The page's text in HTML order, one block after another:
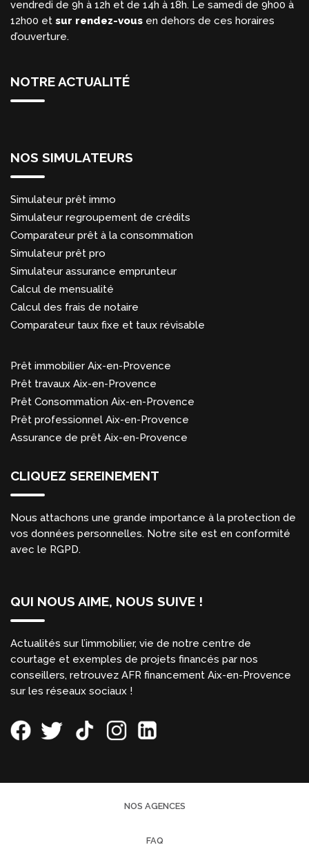
vendredi de 9h à 12h et de 14h à 18h. Le samedi de 9h00 à
12h00 et sur rendez-vous en dehors de ces horaires
d’ouverture.
NOTRE ACTUALITÉ
NOS SIMULATEURS
Simulateur prêt immo
Simulateur regroupement de crédits
Comparateur prêt à la consommation
Simulateur prêt pro
Simulateur assurance emprunteur
Calcul de mensualité
Calcul des frais de notaire
Comparateur taux fixe et taux révisable
Prêt immobilier Aix-en-Provence
Prêt travaux Aix-en-Provence
Prêt Consommation Aix-en-Provence
Prêt professionnel Aix-en-Provence
Assurance de prêt Aix-en-Provence
CLIQUEZ SEREINEMENT
Nous attachons une grande importance à la protection de
vos données personnelles. Notre site est en conformité
avec le RGPD.
QUI NOUS AIME, NOUS SUIVE !
Actualités sur l’immobilier, vie de notre centre de
courtage et exemples de projets financés par nos
conseillers, retrouvez AFR financement Aix-en-Provence
sur les réseaux sociaux !
NOS AGENCES
FAQ